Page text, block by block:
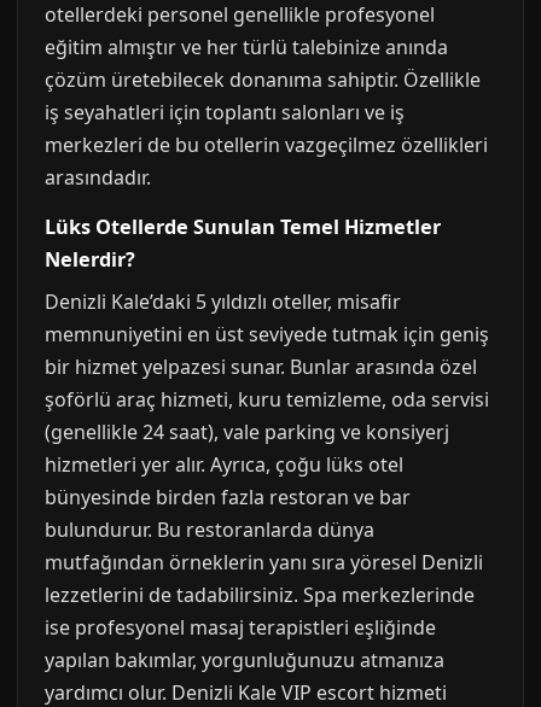
otellerdeki personel genellikle profesyonel
eğitim almıştır ve her türlü talebinize anında
çözüm üretebilecek donanıma sahiptir. Özellikle
iş seyahatleri için toplantı salonları ve iş
merkezleri de bu otellerin vazgeçilmez özellikleri
arasındadır.
Lüks Otellerde Sunulan Temel Hizmetler
Nelerdir?
Denizli Kale’daki 5 yıldızlı oteller, misafir
memnuniyetini en üst seviyede tutmak için geniş
bir hizmet yelpazesi sunar. Bunlar arasında özel
şoförlü araç hizmeti, kuru temizleme, oda servisi
(genellikle 24 saat), vale parking ve konsiyerj
hizmetleri yer alır. Ayrıca, çoğu lüks otel
bünyesinde birden fazla restoran ve bar
bulundurur. Bu restoranlarda dünya
mutfağından örneklerin yanı sıra yöresel Denizli
lezzetlerini de tadabilirsiniz. Spa merkezlerinde
ise profesyonel masaj terapistleri eşliğinde
yapılan bakımlar, yorgunluğunuzu atmanıza
yardımcı olur. Denizli Kale VIP escort hizmeti